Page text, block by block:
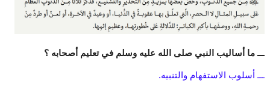
ـــ ما أساليب النبي صلى الله عليه وسلم في تعليم أصحابه ؟
ـــ أسلوب الاستفهام والتنبيه.